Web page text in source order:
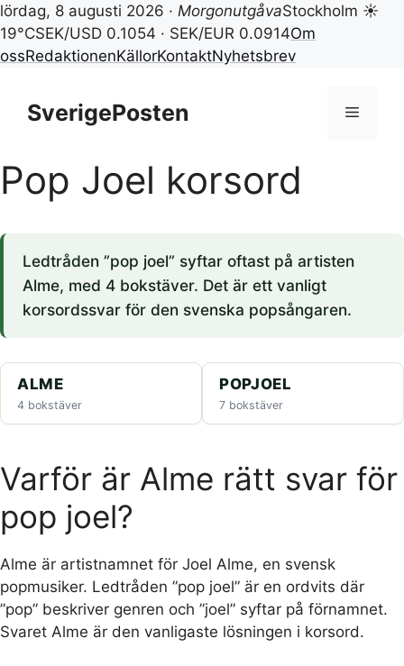
lördag, 8 augusti 2026 · MorgonutgåvaStockholm ☀
19°CSEK/USD 0.1054 · SEK/EUR 0.0914Om
ossRedaktionenKällorKontaktNyhetsbrev
innehållSverigePosten Meny
Pop Joel korsord
Ledtråden ”pop joel” syftar oftast på artisten
Alme, med 4 bokstäver. Det är ett vanligt
korsordssvar för den svenska popsångaren.
ALME
4 bokstäver
POPJOEL
7 bokstäver
Varför är Alme rätt svar för
pop joel?
Alme är artistnamnet för Joel Alme, en svensk
popmusiker. Ledtråden ”pop joel” är en ordvits där
”pop” beskriver genren och ”joel” syftar på förnamnet.
Svaret Alme är den vanligaste lösningen i korsord.